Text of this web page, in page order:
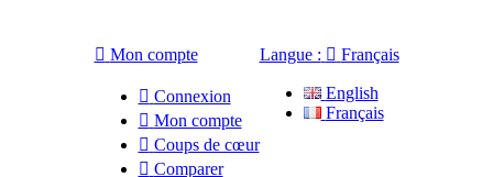
 Mon compte
 Connexion
 Mon compte
 Coups de cœur
 Comparer
Langue :  Français
English
Français